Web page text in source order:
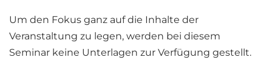
Um den Fokus ganz auf die Inhalte der
Veranstaltung zu legen, werden bei diesem
Seminar keine Unterlagen zur Verfügung gestellt.